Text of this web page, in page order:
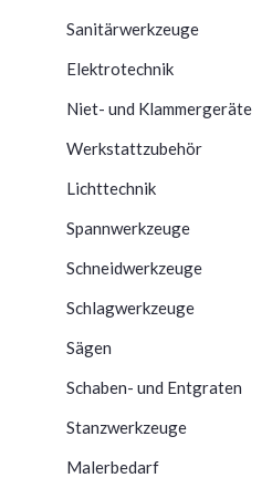
Sanitärwerkzeuge
Elektrotechnik
Niet- und Klammergeräte
Werkstattzubehör
Lichttechnik
Spannwerkzeuge
Schneidwerkzeuge
Schlagwerkzeuge
Sägen
Schaben- und Entgraten
Stanzwerkzeuge
Malerbedarf